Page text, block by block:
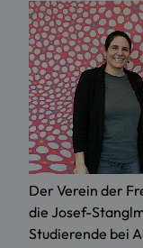
Der Verein der
die Josef-
Studierende bei